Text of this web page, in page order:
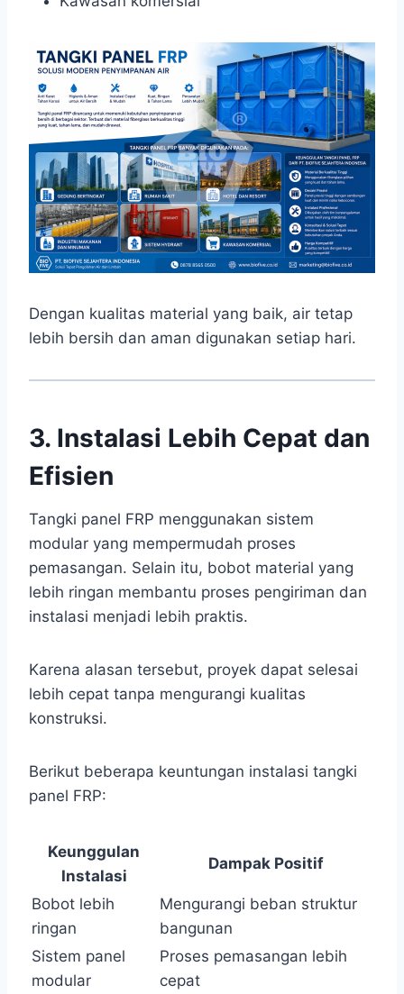
Dengan kualitas material yang baik, air tetap
lebih bersih dan aman digunakan setiap hari.
3. Instalasi Lebih Cepat dan
Efisien
Tangki panel FRP menggunakan sistem
modular yang mempermudah proses
pemasangan. Selain itu, bobot material yang
lebih ringan membantu proses pengiriman dan
instalasi menjadi lebih praktis.
Karena alasan tersebut, proyek dapat selesai
lebih cepat tanpa mengurangi kualitas
konstruksi.
Berikut beberapa keuntungan instalasi tangki
panel FRP:
Keunggulan
Instalasi
Dampak Positif
Bobot lebih
ringan
Mengurangi beban struktur
bangunan
Sistem panel
modular
Proses pemasangan lebih
cepat